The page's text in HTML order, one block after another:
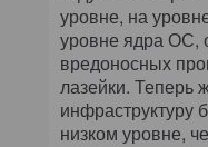
уровне, на
уровне ядра ОС,
вредоносных
лазейки. Теперь
инфраструктуру
низком уровне,